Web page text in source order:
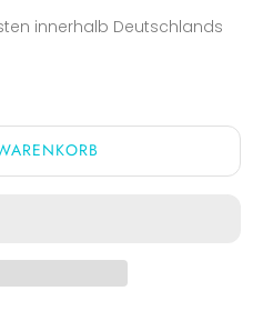
innerhalb Deutschlands